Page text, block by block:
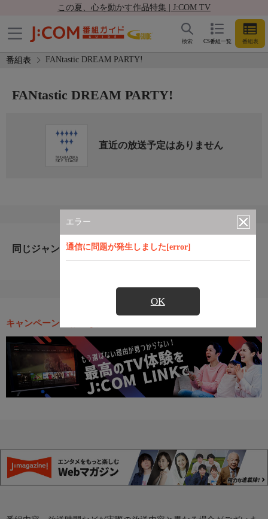
この夏、心を動かす作品特集 | J:COM TV
CS番組一覧 番組表
検索
番組表 FANtastic DREAM PARTY!
エラー
通信に問題が発生しました[error]
OK
FANtastic DREAM PARTY!
直近の放送予定はありません
同じジャンルのおすすめ番組
キャンペーン・お得な情報